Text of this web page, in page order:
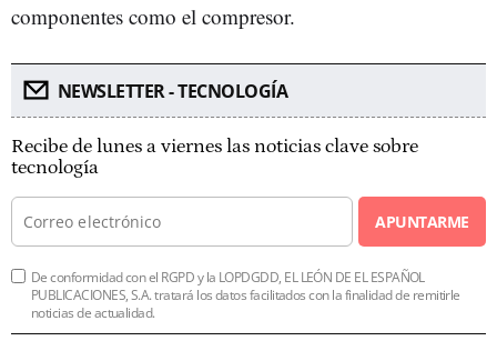
componentes como el compresor.
NEWSLETTER - TECNOLOGÍA
Recibe de lunes a viernes las noticias clave sobre
tecnología
APUNTARME
De conformidad con el RGPD y la LOPDGDD, EL LEÓN DE EL ESPAÑOL
PUBLICACIONES, S.A. tratará los datos facilitados con la finalidad de remitirle
noticias de actualidad.